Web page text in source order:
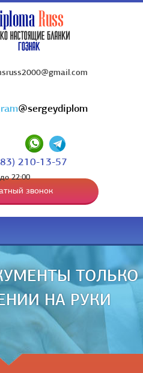
@sergeydiplom
210-13-57
22:00
звонок
ТОЛЬКО
НА РУКИ